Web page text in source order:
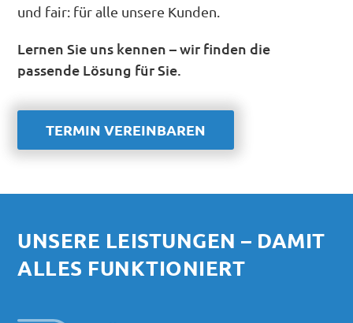
und fair: für alle unsere Kunden.
Lernen Sie uns kennen – wir finden die
passende Lösung für Sie.
TERMIN VEREINBAREN
UNSERE LEISTUNGEN – DAMIT
ALLES FUNKTIONIERT